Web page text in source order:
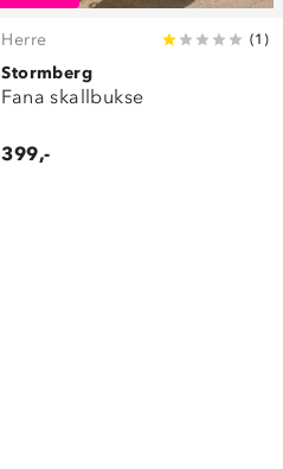
Herre (1 )
Stormberg
Fana skallbukse
399,-